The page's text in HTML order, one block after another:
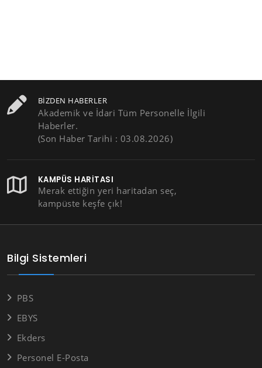
BIZDEN HABERLER
Akademik ve İdari Tüm Personelle İlgili
Haberler.
(Son Haber Tarihi : 03.08.2026)
KAMPÜS HARITASI
Merak ettiğin yeri haritadan seç,
kampüste keşfe çık!
Bilgi Sistemleri
PBS
EBYS
Ekders
Personel E-Posta